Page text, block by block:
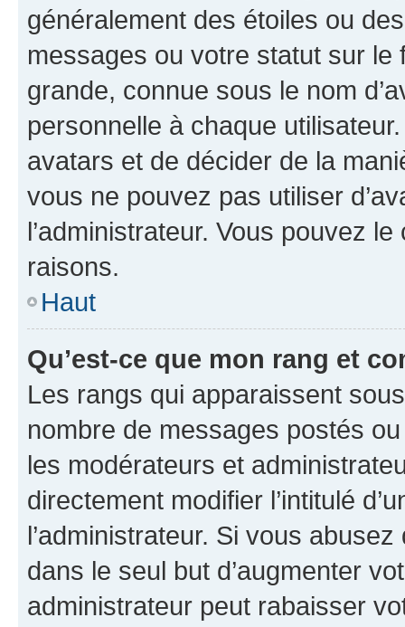
généralement des étoiles ou
messages ou votre statut sur
grande, connue sous le nom
personnelle à chaque utilisateur.
avatars et de décider de la
vous ne pouvez pas utiliser
l’administrateur. Vous pouvez
raisons.
Haut
Qu’est-ce que mon rang et
Les rangs qui apparaissent
nombre de messages postés
les modérateurs et
directement modifier l’intitulé
l’administrateur. Si vous
dans le seul but d’augmenter
administrateur peut rabaisser